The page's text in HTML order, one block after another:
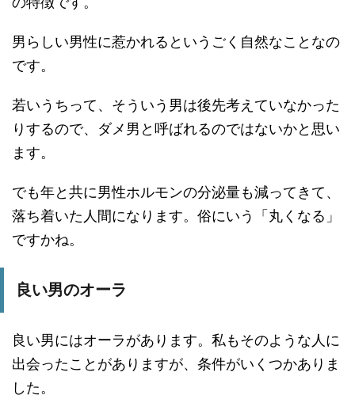
男らしい男性に惹かれるというごく自然なことなの
です。
若いうちって、そういう男は後先考えていなかった
りするので、ダメ男と呼ばれるのではないかと思い
ます。
でも年と共に男性ホルモンの分泌量も減ってきて、
落ち着いた人間になります。俗にいう「丸くなる」
ですかね。
良い男のオーラ
良い男にはオーラがあります。私もそのような人に
出会ったことがありますが、条件がいくつかありま
した。